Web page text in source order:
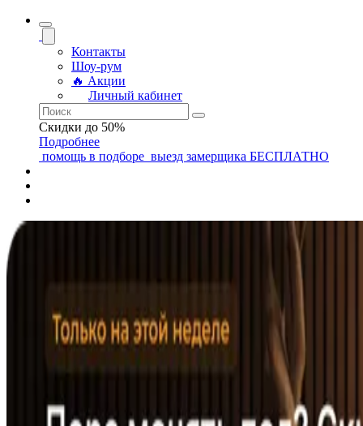
Контакты
Шоу-рум
🔥 Акции
Личный кабинет
Скидки до 50%
Подробнее
помощь в подборе выезд замерщика БЕСПЛАТНО